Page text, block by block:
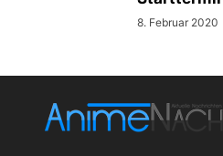
8. Februar 2020